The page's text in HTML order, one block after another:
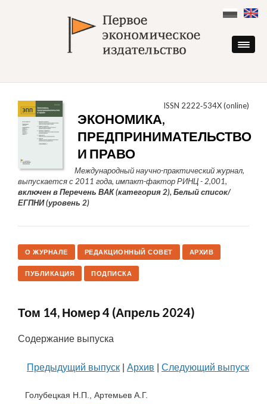
content
ISSN 2222‑534X (online)
ЭКОНОМИКА,
ПРЕДПРИНИМАТЕЛЬСТВО
И ПРАВО
Международный научно-практический журнал,
выпускается с 2011 года, импакт-фактор РИНЦ - 2,001,
включен в Перечень ВАК (категория 2), Белый список/
ЕГПНИ (уровень 2)
О ЖУРНАЛЕ РЕДАКЦИОННЫЙ СОВЕТ АРХИВ
ПУБЛИКАЦИЯ ПОДПИСКА
Том 14, Номер 4 (Апрель 2024)
Содержание выпуска
Предыдущий выпуск Архив Следующий выпуск
Голубецкая Н.П., Артемьев А.Г.